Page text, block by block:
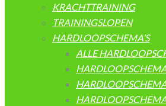
KRACHTTRAINING
TRAININGSLOPEN
HARDLOOPSCHEMA’S
ALLE